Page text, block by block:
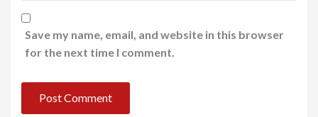
Save my name, email, and website in this browser
for the next time I comment.